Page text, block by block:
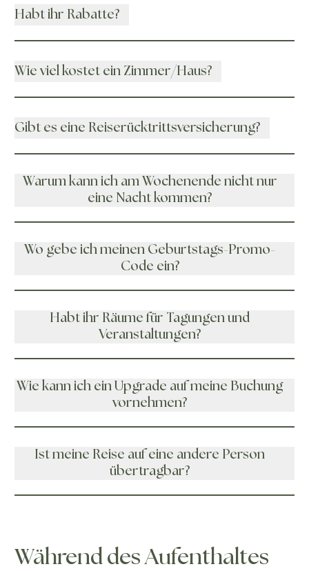
Habt ihr Rabatte?
Wie viel kostet ein Zimmer/Haus?
Gibt es eine Reiserücktrittsversicherung?
Warum kann ich am Wochenende nicht nur
eine Nacht kommen?
Wo gebe ich meinen Geburtstags-Promo-
Code ein?
Habt ihr Räume für Tagungen und
Veranstaltungen?
Wie kann ich ein Upgrade auf meine Buchung
vornehmen?
Ist meine Reise auf eine andere Person
übertragbar?
Während des Aufenthaltes